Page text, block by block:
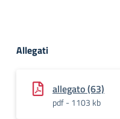
Allegati
allegato (63)
pdf - 1103 kb